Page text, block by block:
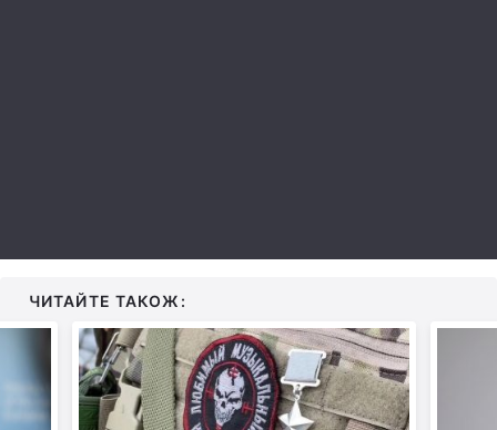
ЧИТАЙТЕ ТАКОЖ: